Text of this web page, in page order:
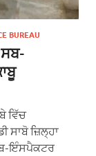
BUREAU
ਵਿੱਚ
ਸਾਬੋ ਜ਼ਿਲ੍ਹਾ
ਇੰਸਪੈਕਟਰ